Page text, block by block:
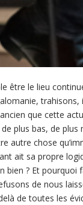
être le lieu
trahisons,
que cette
de plus bas, de
chose
ait sa propre
? Et pourquoi
de nous
de toutes les